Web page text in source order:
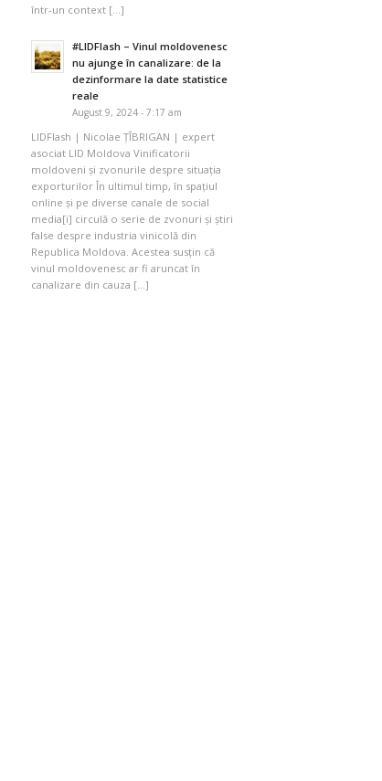
într-un context […]
#LIDFlash – Vinul moldovenesc
nu ajunge în canalizare: de la
dezinformare la date statistice
reale
August 9, 2024 - 7:17 am
LIDFlash | Nicolae ȚÎBRIGAN | expert
asociat LID Moldova Vinificatorii
moldoveni și zvonurile despre situația
exporturilor În ultimul timp, în spațiul
online și pe diverse canale de social
media[i] circulă o serie de zvonuri și știri
false despre industria vinicolă din
Republica Moldova. Acestea susțin că
vinul moldovenesc ar fi aruncat în
canalizare din cauza […]